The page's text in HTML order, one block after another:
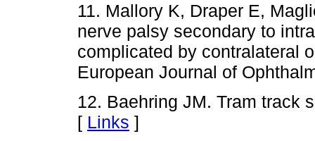
11. Mallory K, Draper E,
nerve palsy secondary to
complicated by contralateral
European Journal of
12. Baehring JM. Tram track
[ Links ]